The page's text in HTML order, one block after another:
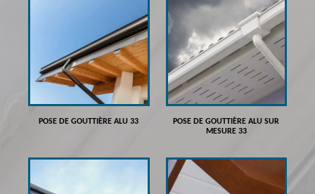
POSE DE GOUTTIÈRE ALU 33
POSE DE GOUTTIÈRE ALU SUR
MESURE 33